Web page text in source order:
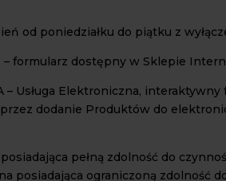
od poniedziałku do piątku z
– formularz dostępny w Sklepie
– Usługa Elektroniczna,
dodanie Produktów do
posiadająca pełną zdolność do
posiadająca ograniczoną zdolność